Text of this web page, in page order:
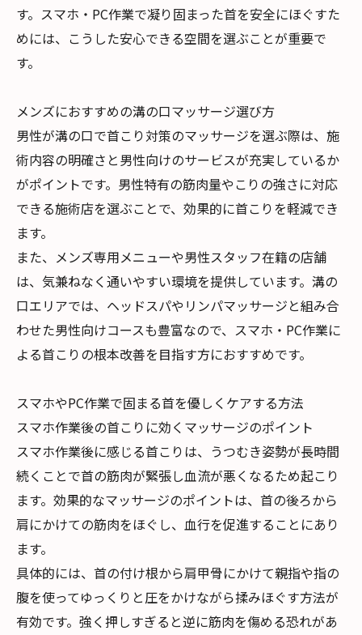
す。スマホ・PC作業で凝り固まった首を安全にほぐすた
めには、こうした安心できる空間を選ぶことが重要で
す。
メンズにおすすめの溝の口マッサージ選び方
男性が溝の口で首こり対策のマッサージを選ぶ際は、施
術内容の明確さと男性向けのサービスが充実しているか
がポイントです。男性特有の筋肉量やこりの強さに対応
できる施術店を選ぶことで、効果的に首こりを軽減でき
ます。
また、メンズ専用メニューや男性スタッフ在籍の店舗
は、気兼ねなく通いやすい環境を提供しています。溝の
口エリアでは、ヘッドスパやリンパマッサージと組み合
わせた男性向けコースも豊富なので、スマホ・PC作業に
よる首こりの根本改善を目指す方におすすめです。
スマホやPC作業で固まる首を優しくケアする方法
スマホ作業後の首こりに効くマッサージのポイント
スマホ作業後に感じる首こりは、うつむき姿勢が長時間
続くことで首の筋肉が緊張し血流が悪くなるため起こり
ます。効果的なマッサージのポイントは、首の後ろから
肩にかけての筋肉をほぐし、血行を促進することにあり
ます。
具体的には、首の付け根から肩甲骨にかけて親指や指の
腹を使ってゆっくりと圧をかけながら揉みほぐす方法が
有効です。強く押しすぎると逆に筋肉を傷める恐れがあ